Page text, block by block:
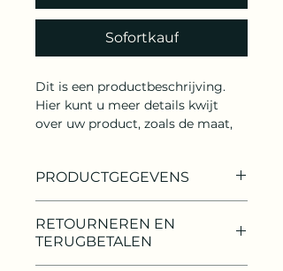
Sofortkauf
Dit is een productbeschrijving.
Hier kunt u meer details kwijt
over uw product, zoals de maat,
PRODUCTGEGEVENS
productgegevens. Hier kunt u
meer gegevens kwijt over uw
product, zoals de maat, het
RETOURNEREN EN
TERUGBETALEN